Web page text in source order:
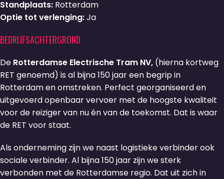
Standplaats: Rotterdam
Optie tot verlenging:Ja
BEDRIJFSACHTERGROND
De Rotterdamse Electrische Tram NV, (hierna kortweg
RET genoemd) is al bijna 150 jaar een begrip in
Rotterdam en omstreken. Perfect georganiseerd en
uitgevoerd openbaar vervoer met de hoogste kwaliteit
voor de reiziger van nu én van de toekomst. Dat is waar
de RET voor staat.
Als onderneming zijn we naast logistieke verbinder ook
sociale verbinder. Al bijna 150 jaar zijn we sterk
verbonden met de Rotterdamse regio. Dat uit zich in